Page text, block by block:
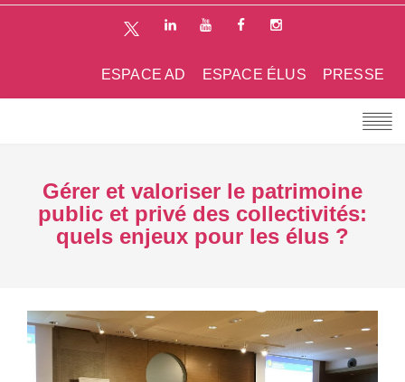
PRESSE
ESPACE ÉLUS
ESPACE AD
Gérer et valoriser le patrimoine
public et privé des collectivités:
quels enjeux pour les élus ?